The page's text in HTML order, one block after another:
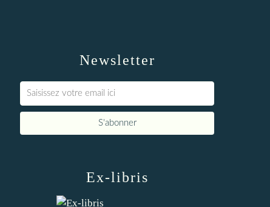
Newsletter
Ex-libris